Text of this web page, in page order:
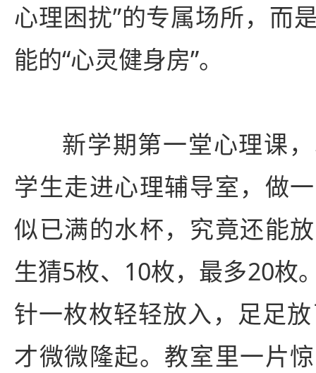
心理困扰”的专属场所，而
能的“心灵健身房”。
新学期第一堂心理课
学生走进心理辅导室，做
似已满的水杯，究竟还能
生猜5枚、10枚，最多20枚
针一枚枚轻轻放入，足足
才微微隆起。教室里一片